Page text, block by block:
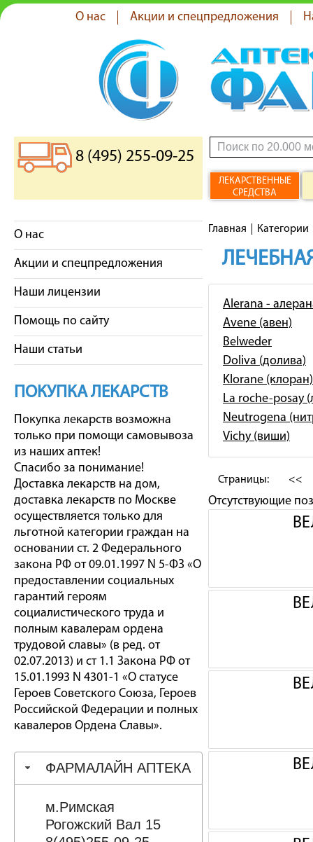
О нас Акции и спецпредложения
8 (495) 255-09-25
ЛЕКАРСТВЕННЫЕ
СРЕДСТВА
О нас
Акции и спецпредложения
Наши лицензии
Помощь по сайту
Наши статьи
ПОКУПКА ЛЕКАРСТВ
Покупка лекарств возможна
только при помощи самовывоза
из наших аптек!
Спасибо за понимание!
Доставка лекарств на дом,
доставка лекарств по Москве
осуществляется только для
льготной категории граждан на
основании ст. 2 Федерального
закона РФ от 09.01.1997 N 5-ФЗ «О
предоставлении социальных
гарантий героям
социалистического труда и
полным кавалерам ордена
трудовой славы» (в ред. от
02.07.2013) и ст 1.1 Закона РФ от
15.01.1993 N 4301-1 «О статусе
Героев Советского Союза, Героев
Российской Федерации и полных
кавалеров Ордена Славы».
ФАРМАЛАЙН АПТЕКА
м.Римская
Рогожский Вал 15
Главная Категории
Alerana -
Avene (авен)
Belweder
Doliva (долива)
Klorane (клоран)
La roche-posay
Neutrogena
Vichy (виши)
Страницы: <<
Отсутствующие